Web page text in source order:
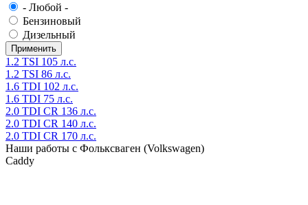
- Любой -
Бензиновый
Дизельный
1.2 TSI 105 л.с.
1.2 TSI 86 л.с.
1.6 TDI 102 л.с.
1.6 TDI 75 л.с.
2.0 TDI CR 136 л.с.
2.0 TDI CR 140 л.с.
2.0 TDI CR 170 л.с.
Наши работы с Фольксваген (Volkswagen)
Caddy